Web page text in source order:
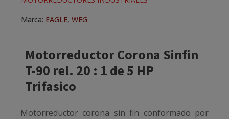
Motorreductor Corona Sinfin
T-90 rel. 20 : 1 de 5 HP
Trifasico
Motorreductor corona sin fin conformado por
Marca: EAGLE, WEG